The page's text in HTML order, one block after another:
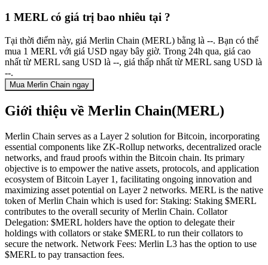
1 MERL có giá trị bao nhiêu tại ?
Tại thời điểm này, giá Merlin Chain (MERL) bằng là --. Bạn có thể
mua 1 MERL với giá USD ngay bây giờ. Trong 24h qua, giá cao
nhất từ MERL sang USD là --, giá thấp nhất từ MERL sang USD là
--.
Mua Merlin Chain ngay
Giới thiệu về Merlin Chain(MERL)
Merlin Chain serves as a Layer 2 solution for Bitcoin, incorporating
essential components like ZK-Rollup networks, decentralized oracle
networks, and fraud proofs within the Bitcoin chain. Its primary
objective is to empower the native assets, protocols, and application
ecosystem of Bitcoin Layer 1, facilitating ongoing innovation and
maximizing asset potential on Layer 2 networks. MERL is the native
token of Merlin Chain which is used for: Staking: Staking $MERL
contributes to the overall security of Merlin Chain. Collator
Delegation: $MERL holders have the option to delegate their
holdings with collators or stake $MERL to run their collators to
secure the network. Network Fees: Merlin L3 has the option to use
$MERL to pay transaction fees.